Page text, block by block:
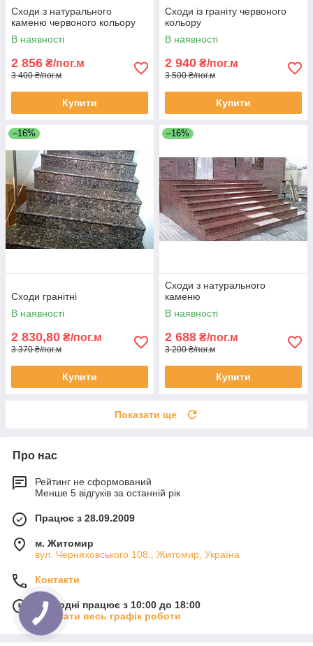
Сходи з натурального
каменю червоного кольору
В наявності
2 856 ₴/пог.м
3 400 ₴/пог.м
Купити
Сходи із граніту червоного
кольору
В наявності
2 940 ₴/пог.м
3 500 ₴/пог.м
Купити
–16%
Сходи гранітні
В наявності
2 830,80 ₴/пог.м
3 370 ₴/пог.м
Купити
–16%
Сходи з натурального
каменю
В наявності
2 688 ₴/пог.м
3 200 ₴/пог.м
Купити
Показати ще
Про нас
Рейтинг не сформований
Менше 5 відгуків за останній рік
Працює з 28.09.2009
м. Житомир
вул. Черняховського 108., Житомир, Україна
Контакти
Сьогодні працює з 10:00 до 18:00
Показати весь графік роботи